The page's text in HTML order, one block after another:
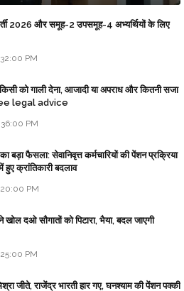
2026 और समूह-2 उपसमूह-4 अभ्यर्थियों के लिए
PM
को गाली देना, आजादी या अपराध और कितनी सजा
legal advice
PM
बड़ा फैसला: सेवानिवृत्त कर्मचारियों की पेंशन प्रक्रिया
क्रांतिकारी बदलाव
PM
खोल दओ सौगातों को पिटारा, भैया, बदल जाएगी
PM
जीते, राजेंद्र भारती हार गए, घनश्याम की पेंशन पक्की